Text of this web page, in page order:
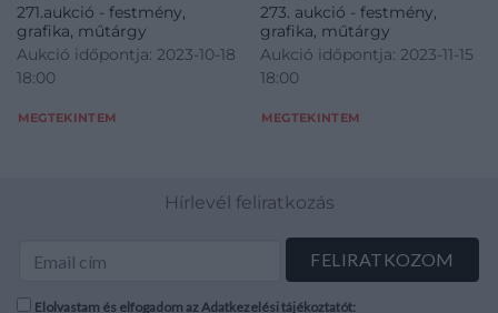
271.aukció - festmény,
grafika, műtárgy
Aukció időpontja: 2023-10-18
18:00
MEGTEKINTEM
273. aukció - festmény,
grafika, műtárgy
Aukció időpontja: 2023-11-15
18:00
MEGTEKINTEM
Hírlevél feliratkozás
Elolvastam és elfogadom az Adatkezelési tájékoztatót: